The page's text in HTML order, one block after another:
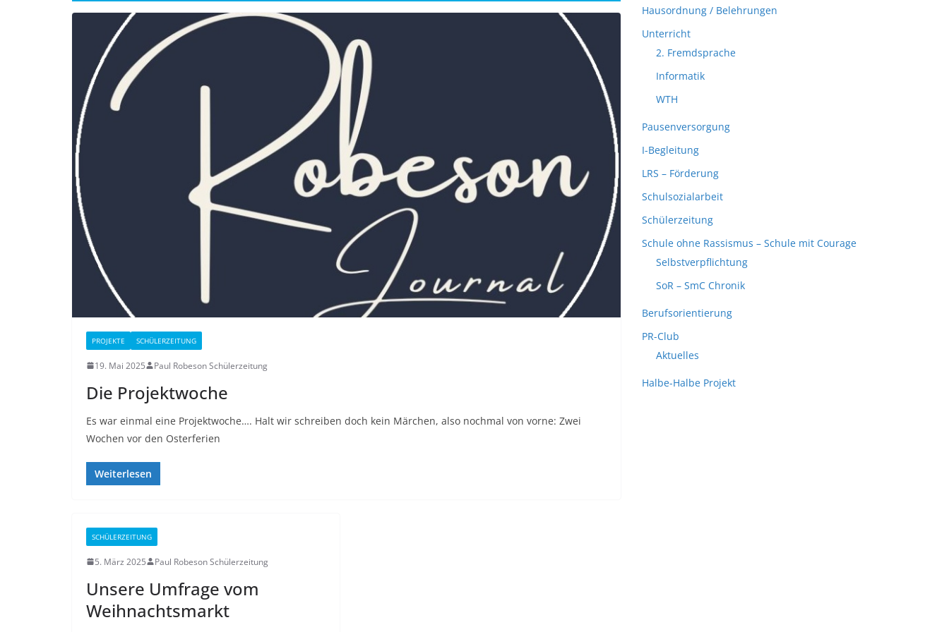
PROJEKTE SCHÜLERZEITUNG
19. Mai 2025 Paul Robeson Schülerzeitung
Die Projektwoche
Es war einmal eine Projektwoche…. Halt wir schreiben doch kein Märchen, also nochmal von vorne: Zwei
Wochen vor den Osterferien
Weiterlesen
SCHÜLERZEITUNG
5. März 2025 Paul Robeson Schülerzeitung
Unsere Umfrage vom
Weihnachtsmarkt
Hausordnung / Belehrungen
Unterricht
2. Fremdsprache
Informatik
WTH
Pausenversorgung
I-Begleitung
LRS – Förderung
Schulsozialarbeit
Schülerzeitung
Schule ohne Rassismus – Schule mit Courage
Selbstverpflichtung
SoR – SmC Chronik
Berufsorientierung
PR-Club
Aktuelles
Halbe-Halbe Projekt